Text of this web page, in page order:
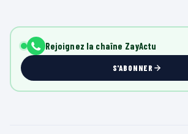
Rejoignez la chaîne ZayActu
S'ABONNER